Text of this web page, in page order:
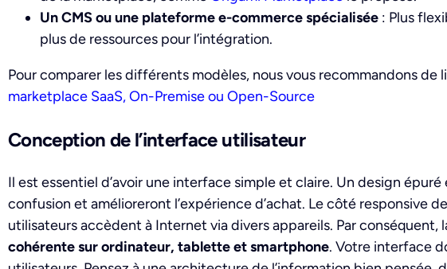
Un CMS ou une plateforme e-commerce spécialisée : Plus
plus de ressources pour l’intégration.
Pour comparer les différents modèles, nous vous recommandons
marketplace SaaS, On-Premise ou Open-Source
Conception de l’interface utilisateur
Il est essentiel d’avoir une interface simple et claire. Un design
confusion et amélioreront l’expérience d’achat. Le côté responsive
utilisateurs accèdent à Internet via divers appareils. Par
cohérente sur ordinateur, tablette et smartphone. Votre interface